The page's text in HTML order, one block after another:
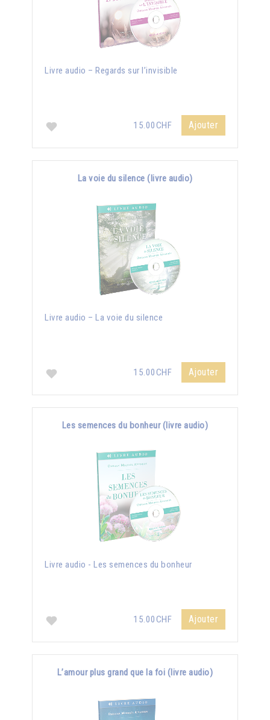
Livre audio – Regards sur l’invisible
15.00CHF Ajouter
La voie du silence (livre audio)
Livre audio – La voie du silence
15.00CHF Ajouter
Les semences du bonheur (livre audio)
Livre audio - Les semences du bonheur
15.00CHF Ajouter
L’amour plus grand que la foi (livre audio)